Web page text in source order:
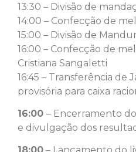
13:30 – Divisão de
14:00 – Confecção de
15:00 – Divisão de
16:00 – Confecção de
Cristiana Sangaletti
16:45 – Transferência de
provisória para caixa
16:00 – Encerramento
e divulgação dos